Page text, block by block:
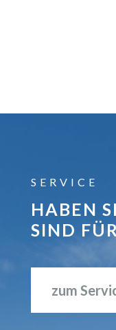
SERVICE
HABEN
SIND
zum